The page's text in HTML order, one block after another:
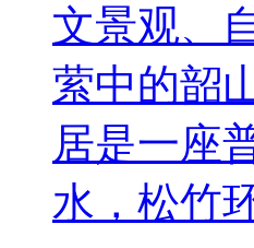
文景观、
萦中的韶
居是一座
水，松竹